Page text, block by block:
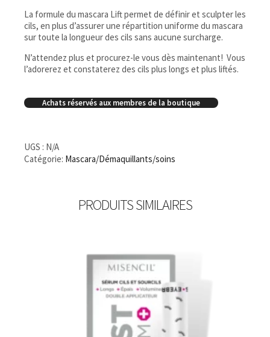
La formule du mascara Lift permet de définir et sculpter les
cils, en plus d’assurer une répartition uniforme du mascara
sur toute la longueur des cils sans aucune surcharge.
N’attendez plus et procurez-le vous dès maintenant! Vous
l’adorerez et constaterez des cils plus longs et plus liftés.
Achats réservés aux membres de la boutique
UGS : N/A
Catégorie: Mascara/Démaquillants/soins
PRODUITS SIMILAIRES